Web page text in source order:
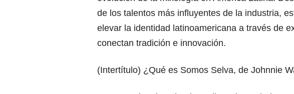
de los talentos más influyentes de la industria,
elevar la identidad latinoamericana a través de
conectan tradición e innovación.
(Intertítulo) ¿Qué es Somos Selva, de Johnnie